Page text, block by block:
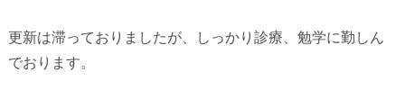
更新は滞っておりましたが、しっかり診療、勉学に勤しん
でおります。